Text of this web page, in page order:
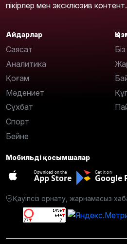
пікірлер мен эксклюзив контент.
Айдарлар
Саясат
Аналитика
Қоғам
Мәдениет
Сұхбат
Спорт
Бейне
Мобильді қосымшалар
Download on the
App Store
Get it on
Google
Қауіпсіз орнату, жарнамасыз